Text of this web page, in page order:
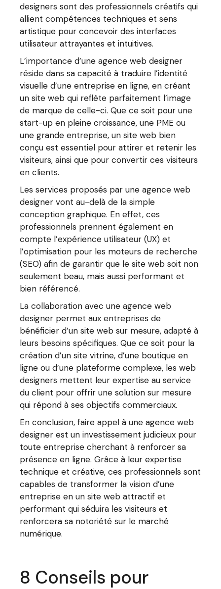
designers sont des professionnels créatifs qui
allient compétences techniques et sens
artistique pour concevoir des interfaces
utilisateur attrayantes et intuitives.
L’importance d’une agence web designer
réside dans sa capacité à traduire l’identité
visuelle d’une entreprise en ligne, en créant
un site web qui reflète parfaitement l’image
de marque de celle-ci. Que ce soit pour une
start-up en pleine croissance, une PME ou
une grande entreprise, un site web bien
conçu est essentiel pour attirer et retenir les
visiteurs, ainsi que pour convertir ces visiteurs
en clients.
Les services proposés par une agence web
designer vont au-delà de la simple
conception graphique. En effet, ces
professionnels prennent également en
compte l’expérience utilisateur (UX) et
l’optimisation pour les moteurs de recherche
(SEO) afin de garantir que le site web soit non
seulement beau, mais aussi performant et
bien référencé.
La collaboration avec une agence web
designer permet aux entreprises de
bénéficier d’un site web sur mesure, adapté à
leurs besoins spécifiques. Que ce soit pour la
création d’un site vitrine, d’une boutique en
ligne ou d’une plateforme complexe, les web
designers mettent leur expertise au service
du client pour offrir une solution sur mesure
qui répond à ses objectifs commerciaux.
En conclusion, faire appel à une agence web
designer est un investissement judicieux pour
toute entreprise cherchant à renforcer sa
présence en ligne. Grâce à leur expertise
technique et créative, ces professionnels sont
capables de transformer la vision d’une
entreprise en un site web attractif et
performant qui séduira les visiteurs et
renforcera sa notoriété sur le marché
numérique.
8 Conseils pour